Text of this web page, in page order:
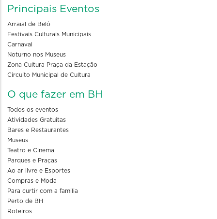
Principais Eventos
Arraial de Belô
Festivais Culturais Municipais
Carnaval
Noturno nos Museus
Zona Cultura Praça da Estação
Circuito Municipal de Cultura
O que fazer em BH
Todos os eventos
Atividades Gratuitas
Bares e Restaurantes
Museus
Teatro e Cinema
Parques e Praças
Ao ar livre e Esportes
Compras e Moda
Para curtir com a familia
Perto de BH
Roteiros